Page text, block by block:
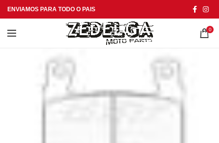
ENVIAMOS PARA TODO O PAIS
0